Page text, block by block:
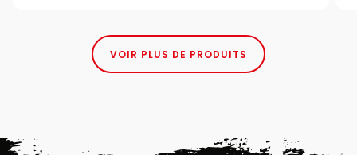
VOIR PLUS DE PRODUITS